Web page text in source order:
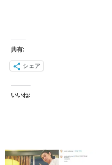
共有:
シェア
いいね: